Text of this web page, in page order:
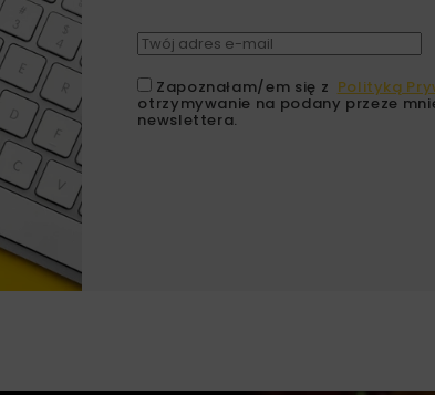
Zapoznałam/em się z Polityką
otrzymywanie na podany przeze
newslettera.